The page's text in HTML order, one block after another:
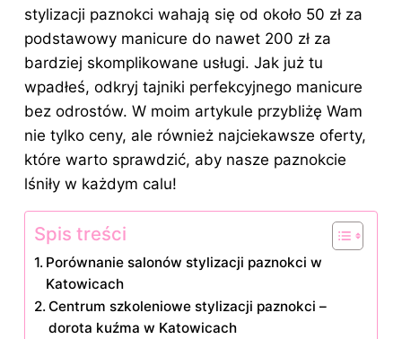
stylizacji paznokci wahają się od około 50 zł za
podstawowy manicure do nawet 200 zł za
bardziej skomplikowane usługi. Jak już tu
wpadłeś, odkryj tajniki perfekcyjnego manicure
bez odrostów. W moim artykule przybliżę Wam
nie tylko ceny, ale również najciekawsze oferty,
które warto sprawdzić, aby nasze paznokcie
lśniły w każdym calu!
Spis treści
Porównanie salonów stylizacji paznokci w
Katowicach
Centrum szkoleniowe stylizacji paznokci –
dorota kuźma w Katowicach